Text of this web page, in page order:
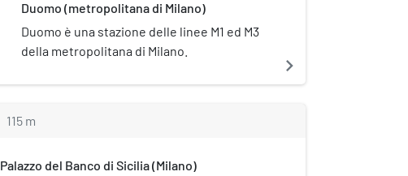
Duomo (metropolitana di Milano)
Duomo è una stazione delle linee M1 ed M3
della metropolitana di Milano.
navigate_next
115 m
Palazzo del Banco di Sicilia (Milano)